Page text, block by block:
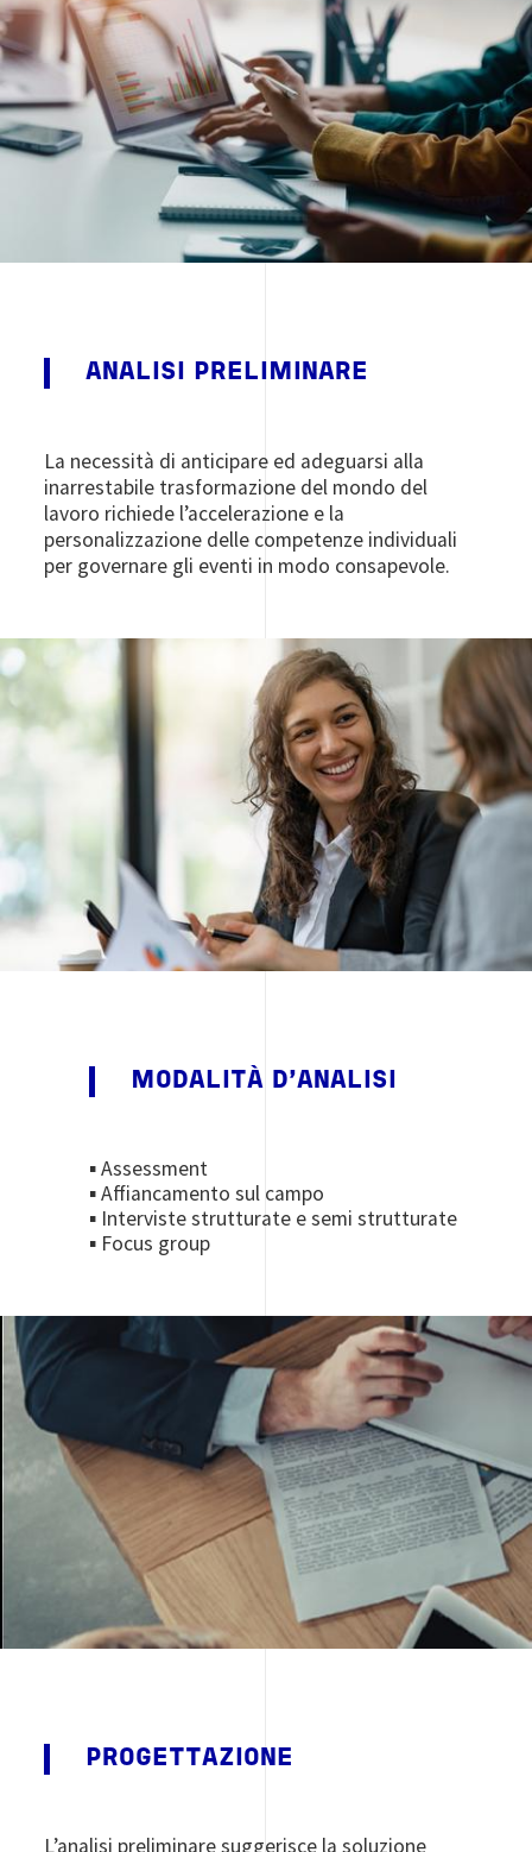
ANALISI PRELIMINARE
La necessità di anticipare ed adeguarsi alla
inarrestabile trasformazione del mondo del
lavoro richiede l’accelerazione e la
personalizzazione delle competenze individuali
per governare gli eventi in modo consapevole.
Image
MODALITÀ D'ANALISI
▪ Assessment
▪ Affiancamento sul campo
▪ Interviste strutturate e semi strutturate
▪ Focus group
Image
PROGETTAZIONE
L’analisi preliminare suggerisce la soluzione